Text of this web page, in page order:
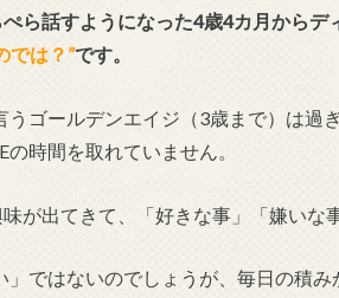
ぺら話すようになった4歳4カ月から
では？”です。
うゴールデンエイジ（3歳まで）は過
の時間を取れていません。
が出てきて、「好きな事」「嫌いな
」ではないのでしょうが、毎日の積